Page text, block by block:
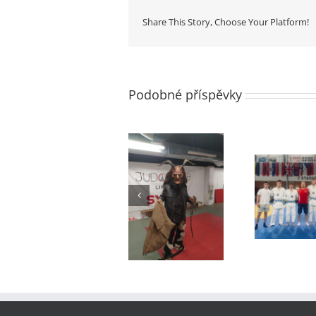
Share This Story, Choose Your Platform!
Podobné příspěvky
Brno Mizuno
CUP